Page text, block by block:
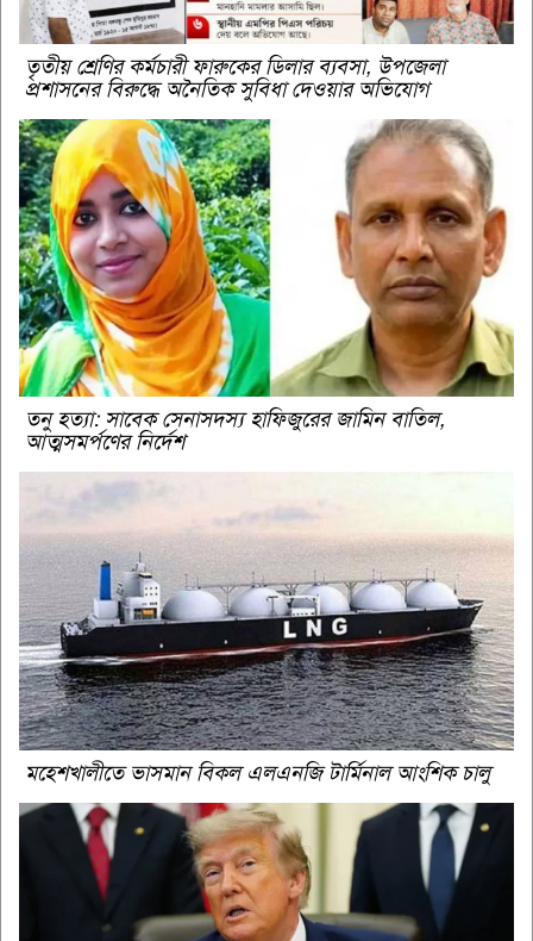
তৃতীয় শ্রেণির কর্মচারী ফারুকের ডিলার ব্যবসা, উপজেলা
প্রশাসনের বিরুদ্ধে অনৈতিক সুবিধা দেওয়ার অভিযোগ
তনু হত্যা: সাবেক সেনাসদস্য হাফিজুরের জামিন বাতিল,
আত্মসমর্পণের নির্দেশ
মহেশখালীতে ভাসমান বিকল এলএনজি টার্মিনাল আংশিক চালু